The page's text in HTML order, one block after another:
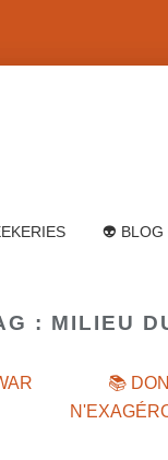
👽 BLOG
: MILIEU
📚